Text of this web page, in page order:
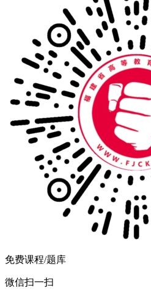
免费课程/题库
微信扫一扫